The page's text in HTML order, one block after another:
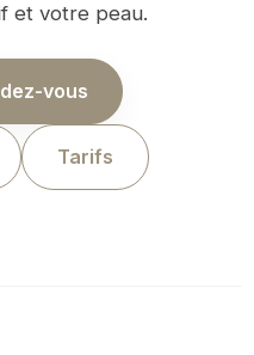
et votre peau.
vous
Tarifs